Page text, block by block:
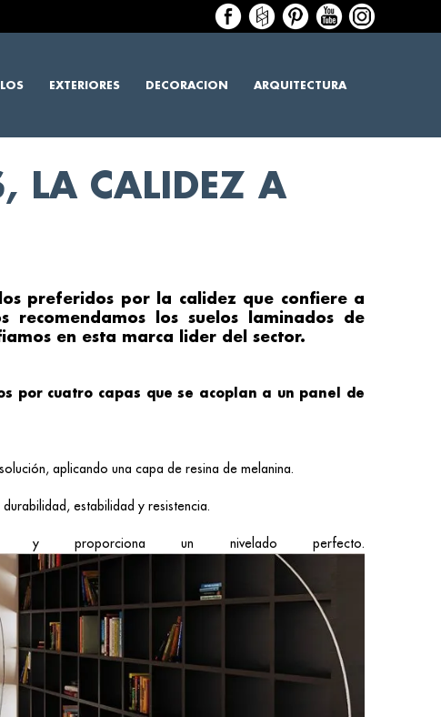
EXTERIORES DECORACION ARQUITECTURA
LA CALIDEZ A
preferidos por la calidez que confiere a
recomendamos los suelos laminados de
en esta marca lider del sector.
por cuatro capas que se acoplan a un panel de
aplicando una capa de resina de melanina.
estabilidad y resistencia.
un nivelado perfecto.